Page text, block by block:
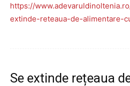
https://
extinde-reteaua-de-alimentare-
Se extinde rețeaua